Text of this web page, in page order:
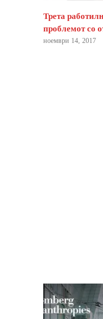
Трета
проблемот со
ноември 14, 2017